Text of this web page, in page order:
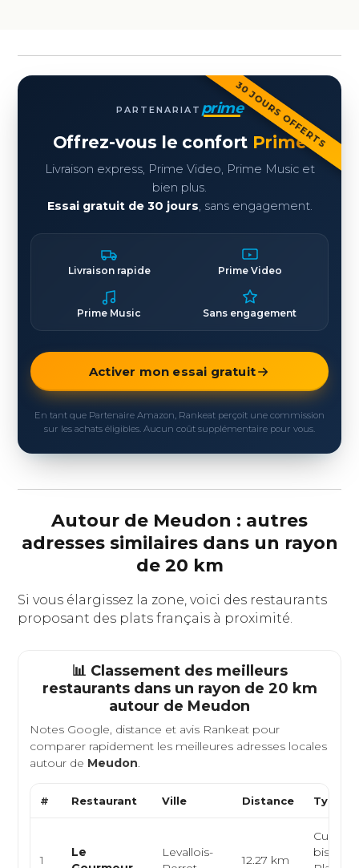
30 JOURS OFFERTS
PARTENARIAT prime
Offrez-vous le confort Prime
Livraison express, Prime Video, Prime Music et
bien plus.
Essai gratuit de 30 jours, sans engagement.
Livraison rapide Prime Video
Prime Music Sans engagement
Activer mon essai gratuit
En tant que Partenaire Amazon, Rankeat perçoit une commission
sur les achats éligibles. Aucun coût supplémentaire pour vous.
Autour de Meudon : autres
adresses similaires dans un rayon
de 20 km
Si vous élargissez la zone, voici des restaurants
proposant des plats français à proximité.
📊 Classement des meilleurs
restaurants dans un rayon de 20 km
autour de Meudon
Notes Google, distance et avis Rankeat pour
comparer rapidement les meilleures adresses locales
autour de Meudon.
# Restaurant Ville Distance Type
1
Le
Levallois-
12.27 km
Cuisine
bistrot,